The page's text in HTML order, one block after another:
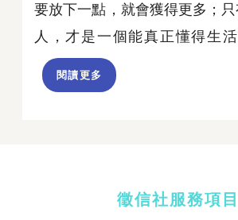
要放下一點，就會獲得更多；
人，才是一個能真正懂得生
閱讀更多
徵信社服務項目